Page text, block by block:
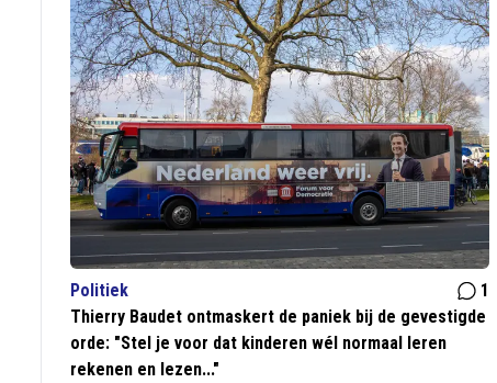
Politiek
1
Thierry Baudet ontmaskert de paniek bij de gevestigde
orde: "Stel je voor dat kinderen wél normaal leren
rekenen en lezen..."